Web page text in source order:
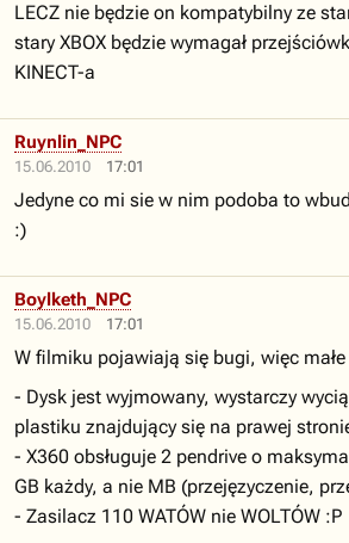
LECZ nie będzie on kompatybilny ze
stary XBOX będzie wymagał
KINECT-a
15.06.2010 17:01
Ruynlin_NPC
Jedyne co mi sie w nim podoba to
:)
15.06.2010 17:01
Boylketh_NPC
W filmiku pojawiają się bugi, więc
- Dysk jest wyjmowany, wystarczy
plastiku znajdujący się na prawej
- X360 obsługuje 2 pendrive o
GB każdy, a nie MB (przejęzyczenie,
- Zasilacz 110 WATÓW nie WOLTÓW :P